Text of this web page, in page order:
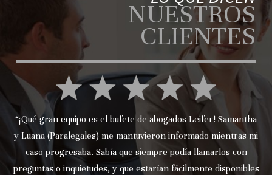
NUESTROS
CLIENTES
“¡Qué gran equipo es el bufete de abogados Leifer! Samantha
y Luana (Paralegales) me mantuvieron informado mientras mi
caso progresaba. Sabía que siempre podía llamarlos con
preguntas o inquietudes, y que estarían fácilmente disponibles